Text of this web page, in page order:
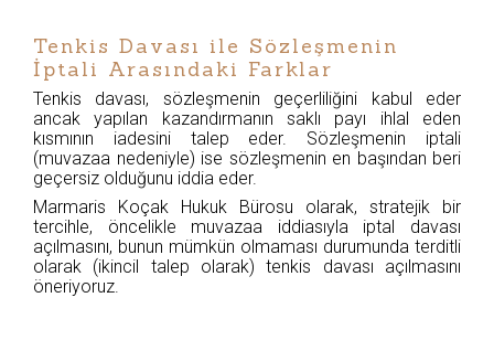
Tenkis Davası ile Sözleşmenin
İptali Arasındaki Farklar
Tenkis davası, sözleşmenin geçerliliğini kabul eder
ancak yapılan kazandırmanın saklı payı ihlal eden
kısmının iadesini talep eder. Sözleşmenin iptali
(muvazaa nedeniyle) ise sözleşmenin en başından beri
geçersiz olduğunu iddia eder.
Marmaris Koçak Hukuk Bürosu olarak, stratejik bir
tercihle, öncelikle muvazaa iddiasıyla iptal davası
açılmasını, bunun mümkün olmaması durumunda terditli
olarak (ikincil talep olarak) tenkis davası açılmasını
öneriyoruz.